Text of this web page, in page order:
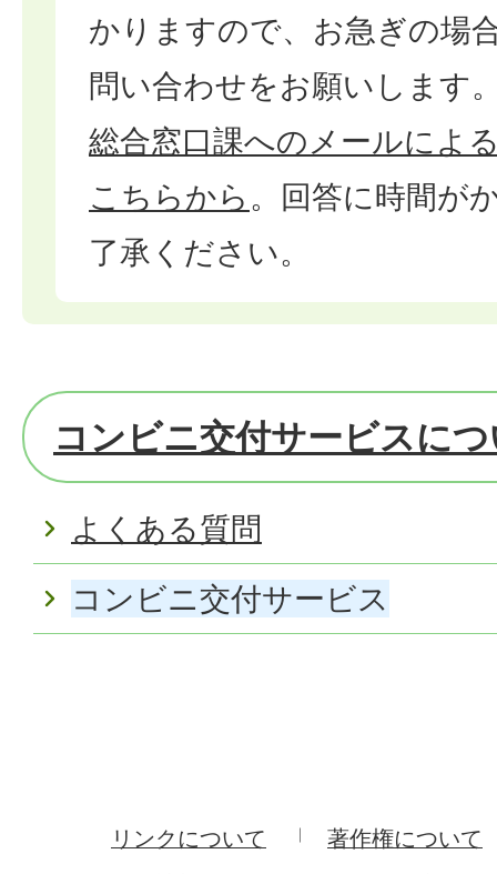
かりますので、お急ぎの場
問い合わせをお願いします
総合窓口課へのメールによ
こちらから 。回答に時間が
了承ください。
コンビニ交付サービスに
よくある質問
コンビニ交付サービス
リンクについて
著作権について